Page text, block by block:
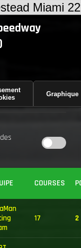
Graphique
COURSES
17 2